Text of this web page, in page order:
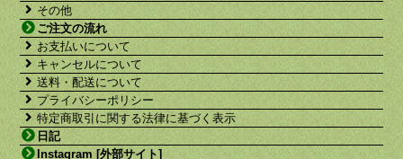
その他
ご注文の流れ
お支払いについて
キャンセルについて
送料・配送について
プライバシーポリシー
特定商取引に関する法律に基づく表示
日記
Instagram [外部サイト]